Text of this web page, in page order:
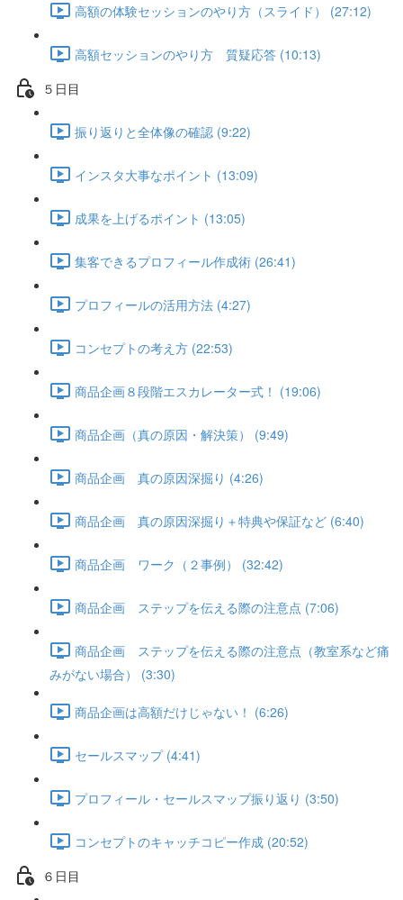
高額の体験セッションのやり方（スライド） (27:12)
高額セッションのやり方 質疑応答 (10:13)
５日目
振り返りと全体像の確認 (9:22)
インスタ大事なポイント (13:09)
成果を上げるポイント (13:05)
集客できるプロフィール作成術 (26:41)
プロフィールの活用方法 (4:27)
コンセプトの考え方 (22:53)
商品企画８段階エスカレーター式！ (19:06)
商品企画（真の原因・解決策） (9:49)
商品企画 真の原因深掘り (4:26)
商品企画 真の原因深掘り＋特典や保証など (6:40)
商品企画 ワーク（２事例） (32:42)
商品企画 ステップを伝える際の注意点 (7:06)
商品企画 ステップを伝える際の注意点（教室系など痛
みがない場合） (3:30)
商品企画は高額だけじゃない！ (6:26)
セールスマップ (4:41)
プロフィール・セールスマップ振り返り (3:50)
コンセプトのキャッチコピー作成 (20:52)
６日目